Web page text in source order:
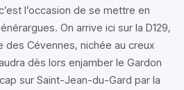
l’occasion de se mettre en
On arrive ici sur la D129,
des Cévennes, nichée au creux
dès lors enjamber le Gardon
sur Saint-Jean-du-Gard par la